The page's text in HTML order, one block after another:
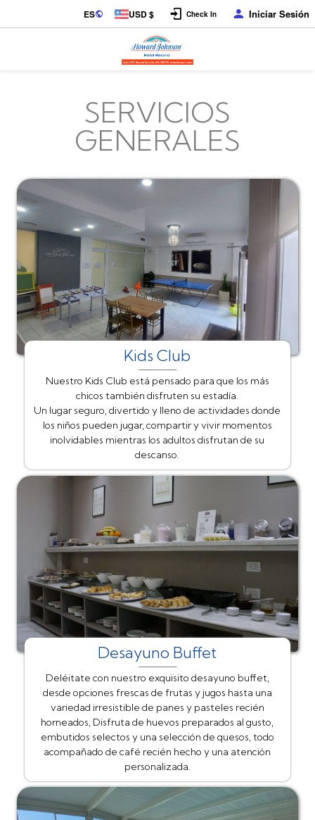
ES USD $ Check In Iniciar Sesión
SERVICIOS
GENERALES
Kids Club
Nuestro Kids Club está pensado para que los más
chicos también disfruten su estadía.
Un lugar seguro, divertido y lleno de actividades donde
los niños pueden jugar, compartir y vivir momentos
inolvidables mientras los adultos disfrutan de su
descanso.
Desayuno Buffet
Deléitate con nuestro exquisito desayuno buffet,
desde opciones frescas de frutas y jugos hasta una
variedad irresistible de panes y pasteles recién
horneados, Disfruta de huevos preparados al gusto,
embutidos selectos y una selección de quesos, todo
acompañado de café recién hecho y una atención
personalizada.